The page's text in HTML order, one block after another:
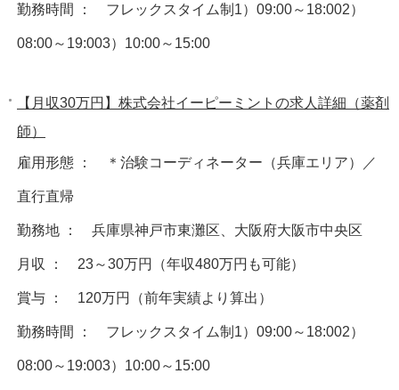
勤務時間 ： フレックスタイム制1）09:00～18:002）
08:00～19:003）10:00～15:00
【月収30万円】株式会社イーピーミントの求人詳細（薬剤
師）
雇用形態 ： ＊治験コーディネーター（兵庫エリア）／
直行直帰
勤務地 ： 兵庫県神戸市東灘区、大阪府大阪市中央区
月収 ： 23～30万円（年収480万円も可能）
賞与 ： 120万円（前年実績より算出）
勤務時間 ： フレックスタイム制1）09:00～18:002）
08:00～19:003）10:00～15:00